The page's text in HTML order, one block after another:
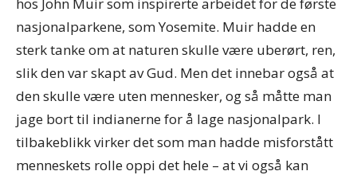
nasjonalparkene, som Yosemite. Muir hadde en
sterk tanke om at naturen skulle være uberørt, ren,
slik den var skapt av Gud. Men det innebar også at
den skulle være uten mennesker, og så måtte man
jage bort til indianerne for å lage nasjonalpark. I
tilbakeblikk virker det som man hadde misforstått
menneskets rolle oppi det hele – at vi også kan